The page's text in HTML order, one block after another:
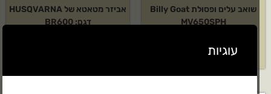
שואב עלים ופסולת Billy Goat
MV650SPH
12,433
אביזר מטאטא של HUSQVARNA
דגם: BR600
עוגיות